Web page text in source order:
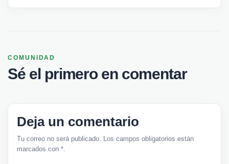
COMUNIDAD
Sé el primero en comentar
Deja un comentario
Tu correo no será publicado. Los campos obligatorios están
marcados con *.